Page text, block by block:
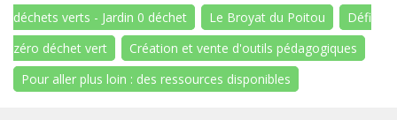
déchets verts - Jardin 0 déchet
Le Broyat du Poitou
Défi
zéro déchet vert
Création et vente d'outils pédagogiques
Pour aller plus loin : des ressources disponibles